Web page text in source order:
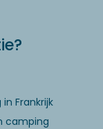
Frankrijk
camping